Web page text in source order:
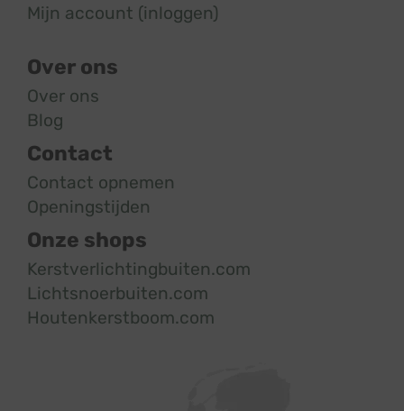
Mijn account (inloggen)
Over ons
Over ons
Blog
Contact
Contact opnemen
Openingstijden
Onze shops
Kerstverlichtingbuiten.com
Lichtsnoerbuiten.com
Houtenkerstboom.com